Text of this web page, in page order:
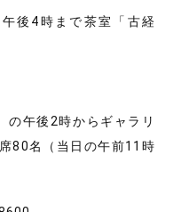
後4時まで茶室「古経
の午後2時からギャラリ
80名（当日の午前11時